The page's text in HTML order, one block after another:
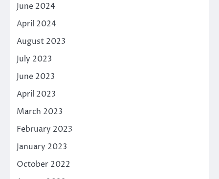
June 2024
April 2024
August 2023
July 2023
June 2023
April 2023
March 2023
February 2023
January 2023
October 2022